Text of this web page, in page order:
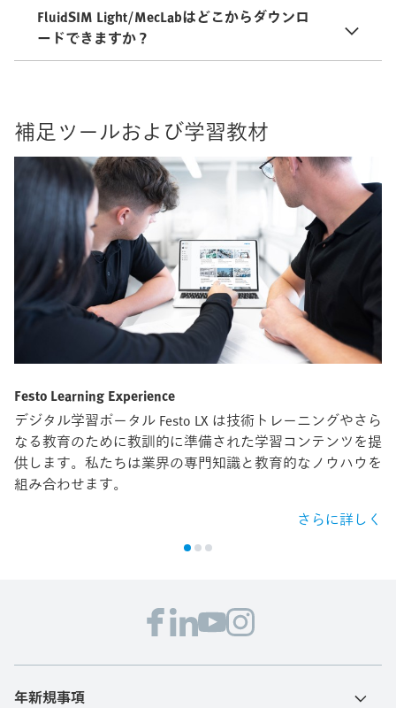
FluidSIM Light/MecLabはどこからダウンロ
ードできますか？
補足ツールおよび学習教材
Festo Learning Experience
デジタル学習ポータル Festo LX は技術トレーニングやさら
なる教育のために教訓的に準備された学習コンテンツを提
供します。私たちは業界の専門知識と教育的なノウハウを
組み合わせます。
さらに詳しく
年新規事項